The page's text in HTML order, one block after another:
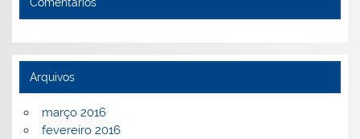
Comentários
Arquivos
março 2016
fevereiro 2016